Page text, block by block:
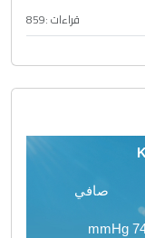
قراءات :859
صافي
mmHg